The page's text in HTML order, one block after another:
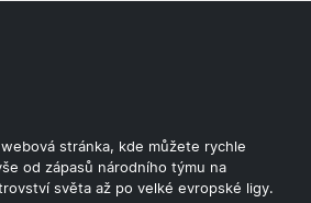
stránka, kde můžete rychle
od zápasů národního týmu na
světa až po velké evropské ligy.